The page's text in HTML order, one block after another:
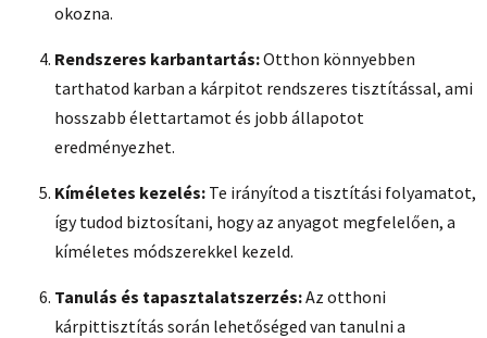
okozna.
Rendszeres karbantartás:Otthon könnyebben
tarthatod karban a kárpitot rendszeres tisztítással, ami
hosszabb élettartamot és jobb állapotot
eredményezhet.
Kíméletes kezelés: Te irányítod a tisztítási folyamatot,
így tudod biztosítani, hogy az anyagot megfelelően, a
kíméletes módszerekkel kezeld.
Tanulás és tapasztalatszerzés:Az otthoni
kárpittisztítás során lehetőséged van tanulni a